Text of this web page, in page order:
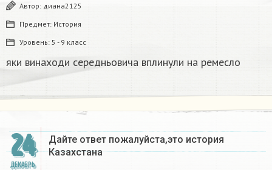
Автор: диана2125
Предмет: История
Уровень: 5 - 9 класс
яки винаходи середньовича вплинули на ремесло
24
ДЕКАБРЬ
Дайте ответ пожалуйста,это история
Казахстана